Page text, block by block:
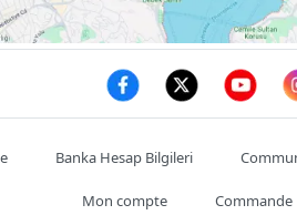
Banka Hesap Bilgileri
Mon compte Commande